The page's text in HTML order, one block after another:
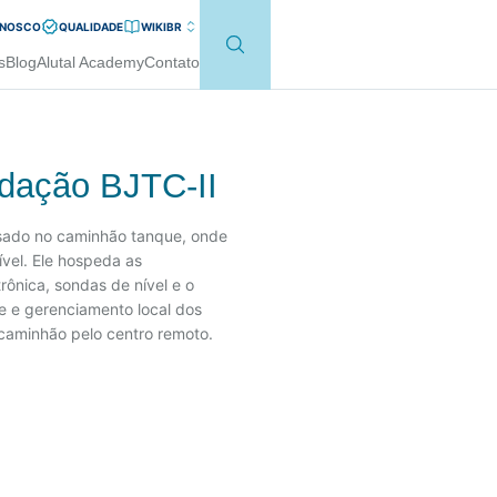
QUALIDADE WIKIBR
BlogAlutal AcademyContato
BJTC-II
no caminhão tanque, onde
Ele hospeda as
sondas de nível e o
e gerenciamento local dos
pelo centro remoto.